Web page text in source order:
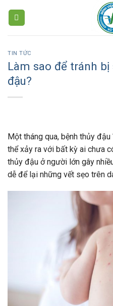
TIN TỨC
Làm sao để tránh
đậu?
Một tháng qua, bệnh thủy đậu
thể xảy ra với bất kỳ ai chưa
thủy đậu ở người lớn gây
dễ để lại những vết sẹo trên